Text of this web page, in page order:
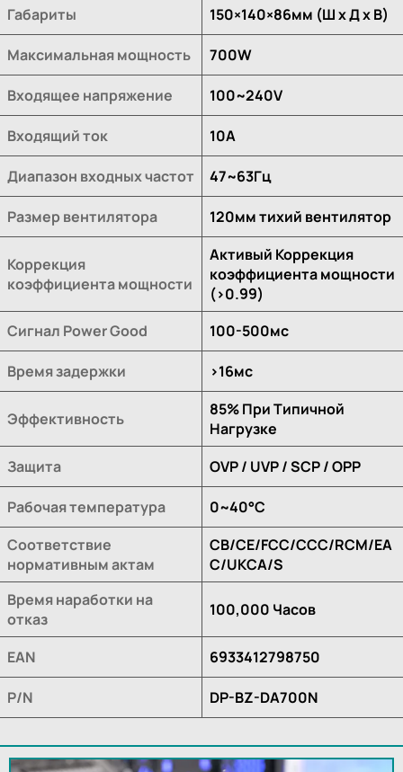
Габариты 150×140×86мм (Ш x Д x В)
Максимальная мощность 700W
Входящее напряжение 100~240V
Входящий ток 10A
Диапазон входных частот 47~63Гц
Размер вентилятора 120мм тихий вентилятор
Коррекция
коэффициента мощности
Активый Коррекция
коэффициента мощности
(>0.99)
Сигнал Power Good
100-500мс
Время задержки >16мс
Эффективность
85% При Типичной
Нагрузке
Защита
OVP / UVP / SCP / OPP
Рабочая температура
0~40°C
Соответствие
нормативным актам
CB/CE/FCC/CCC/RCM/EA
C/UKCA/S
Время наработки на
отказ
100,000 Часов
EAN 6933412798750
P/N DP-BZ-DA700N